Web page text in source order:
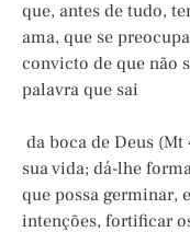
que, antes de tudo,
ama, que se
convicto de que não
palavra que sai
da boca de Deus
sua vida; dá-lhe
que possa germinar,
intenções, fortificar